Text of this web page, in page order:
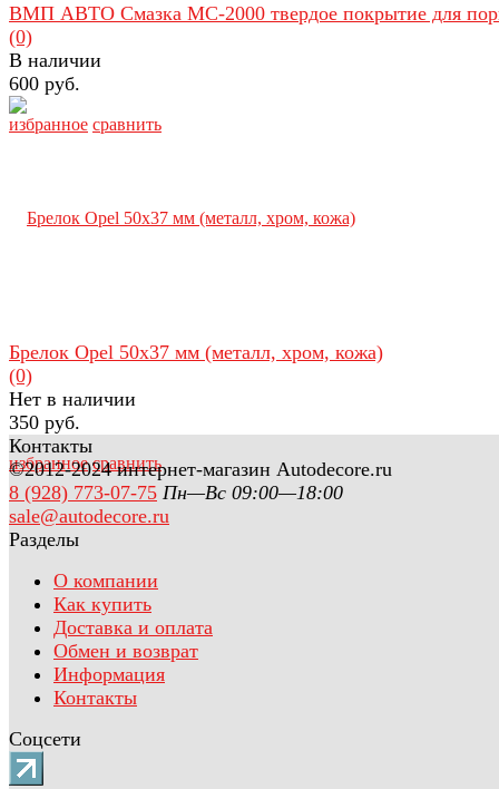
избранное сравнить
ВМП АВТО Смазка МС-2000 твердое покрытие для
(0)
В наличии
600 руб.
избранное сравнить
Брелок Opel 50х37 мм (металл, хром, кожа)
(0)
Нет в наличии
350 руб.
Контакты
©2012-2024 интернет-магазин Autodecore.ru
8 (928) 773-07-75 Пн—Вс 09:00—18:00
sale@autodecore.ru
Разделы
О компании
Как купить
Доставка и оплата
Обмен и возврат
Информация
Контакты
Соцсети